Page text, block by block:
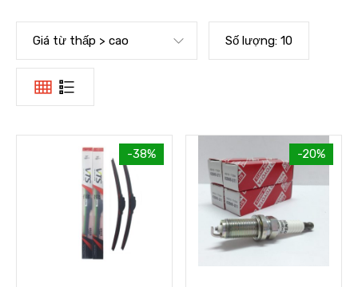
Giá từ thấp > cao Số lượng: 10
-38% -20%